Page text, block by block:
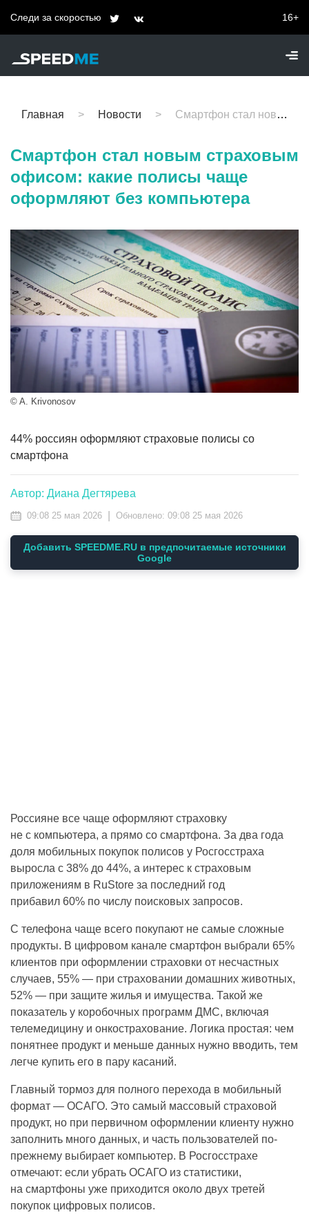
Следи за скоростью 16+
Главная Новости Смартфон стал новым страховым офисом: какие полисы чаще оформляют без компьютера
Смартфон стал новым страховым
офисом: какие полисы чаще
оформляют без компьютера
© A. Krivonosov
44% россиян оформляют страховые полисы со
смартфона
Автор: Диана Дегтярева
09:08 25 мая 2026 Обновлено: 09:08 25 мая 2026
Добавить SPEEDME.RU в предпочитаемые источники
Google
Россияне все чаще оформляют страховку
не с компьютера, а прямо со смартфона. За два года
доля мобильных покупок полисов у Росгосстраха
выросла с 38% до 44%, а интерес к страховым
приложениям в RuStore за последний год
прибавил 60% по числу поисковых запросов.
С телефона чаще всего покупают не самые сложные
продукты. В цифровом канале смартфон выбрали 65%
клиентов при оформлении страховки от несчастных
случаев, 55% — при страховании домашних животных,
52% — при защите жилья и имущества. Такой же
показатель у коробочных программ ДМС, включая
телемедицину и онкострахование. Логика простая: чем
понятнее продукт и меньше данных нужно вводить, тем
легче купить его в пару касаний.
Главный тормоз для полного перехода в мобильный
формат — ОСАГО. Это самый массовый страховой
продукт, но при первичном оформлении клиенту нужно
заполнить много данных, и часть пользователей по-
прежнему выбирает компьютер. В Росгосстрахе
отмечают: если убрать ОСАГО из статистики,
на смартфоны уже приходится около двух третей
покупок цифровых полисов.